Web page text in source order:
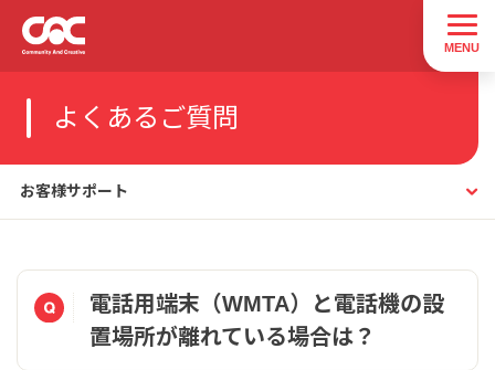
よくあるご質問
お客様サポート
電話用端末（WMTA）と電話機の設
置場所が離れている場合は？